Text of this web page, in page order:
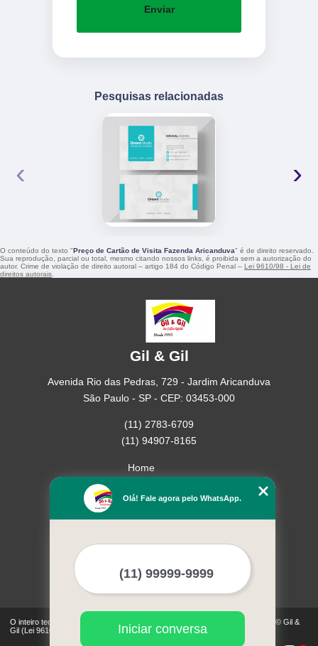
Enviar
Pesquisas relacionadas
‹ ›
O conteúdo do texto "Preço de Cartão de Visita Fazenda Aricanduva" é de direito reservado.
Sua reprodução, parcial ou total, mesmo citando nossos links, é proibida sem a autorização do
autor. Crime de violação de direito autoral – artigo 184 do Código Penal – Lei 9610/98 - Lei de
direitos autorais
Gil & Gil
Avenida Rio das Pedras, 729 - Jardim Aricanduva
São Paulo - SP - CEP: 03453-000
(11) 2783-6709
(11) 94907-8165
Home
Missão
O inteiro teor deste site está sujeito à proteção de direitos autorais. Copyright© Gil &
Gil (Lei 9610 de 19/02/1998)
Olá! Fale agora pelo WhatsApp.
Iniciar conversa